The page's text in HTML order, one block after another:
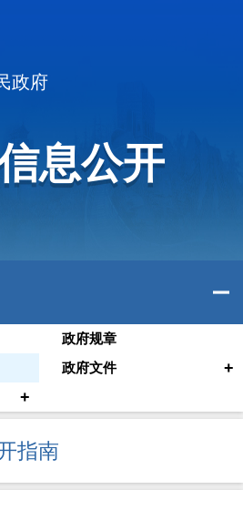
政府
息公开
政府规章
政府文件 +
+
指南